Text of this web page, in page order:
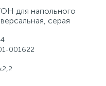
для напольного
серая
001622